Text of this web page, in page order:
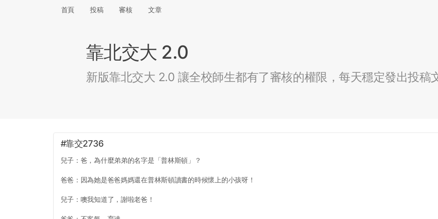
首頁 投稿 審核 文章
靠北交大 2.0
新版靠北交大 2.0 讓全校師生都有了審核的權限，每天穩定發出投稿
#靠交2736
兒子：爸，為什麼弟弟的名字是「普林斯頓」？
爸爸：因為她是爸爸媽媽還在普林斯頓讀書的時候懷上的小孩呀！
兒子：噢我知道了，謝啦老爸！